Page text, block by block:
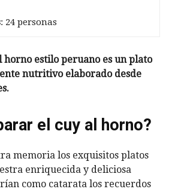
: 24 personas
horno estilo peruano es un plato
nutritivo elaborado desde
el cuy al horno?
memoria los exquisitos platos
enriquecida y deliciosa
como catarata los recuerdos